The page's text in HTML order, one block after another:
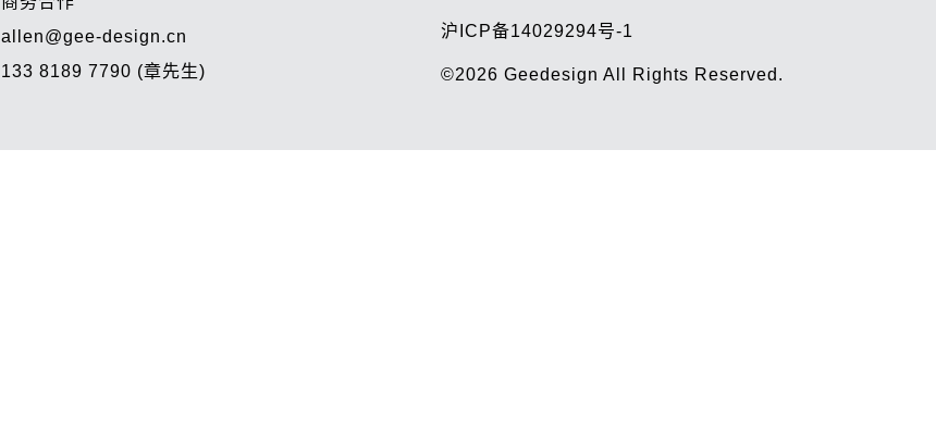
allen@gee-design.cn
133 8189 7790 (章先生)
沪ICP备14029294号-1
©2026GeedesignAll Rights Reserved.